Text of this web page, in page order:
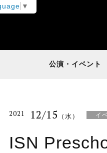
▼
公演・イベント
2021 12/15 （水） イ
ISN